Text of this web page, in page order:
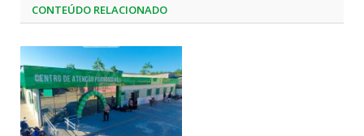
CONTEÚDO RELACIONADO